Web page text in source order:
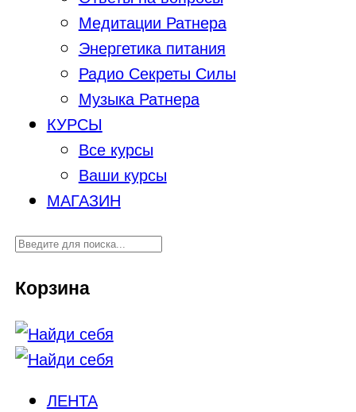
Медитации Ратнера
Энергетика питания
Радио Секреты Силы
Музыка Ратнера
КУРСЫ
Все курсы
Ваши курсы
МАГАЗИН
Корзина
ЛЕНТА